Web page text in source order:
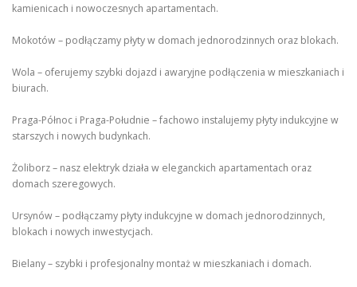
kamienicach i nowoczesnych apartamentach.
Mokotów – podłączamy płyty w domach jednorodzinnych oraz blokach.
Wola – oferujemy szybki dojazd i awaryjne podłączenia w mieszkaniach i
biurach.
Praga-Północ i Praga-Południe – fachowo instalujemy płyty indukcyjne w
starszych i nowych budynkach.
Żoliborz – nasz elektryk działa w eleganckich apartamentach oraz
domach szeregowych.
Ursynów – podłączamy płyty indukcyjne w domach jednorodzinnych,
blokach i nowych inwestycjach.
Bielany – szybki i profesjonalny montaż w mieszkaniach i domach.